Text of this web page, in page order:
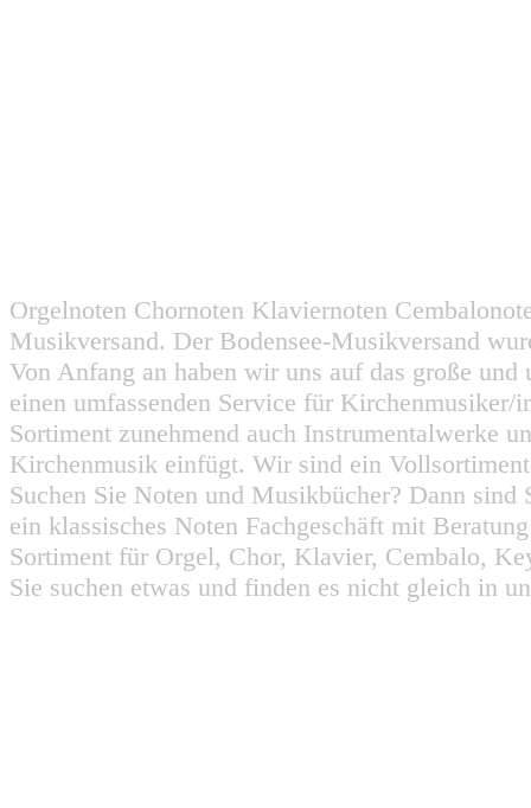
Orgelnoten Chornoten Klaviernoten
Musikversand. Der Bodensee-Musikversand
Von Anfang an haben wir uns auf das große
einen umfassenden Service für
Sortiment zunehmend auch Instrumentalwerke
Kirchenmusik einfügt. Wir sind ein
Suchen Sie Noten und Musikbücher? Dann
ein klassisches Noten Fachgeschäft mit
Sortiment für Orgel, Chor, Klavier, Cembalo,
Sie suchen etwas und finden es nicht gleich in